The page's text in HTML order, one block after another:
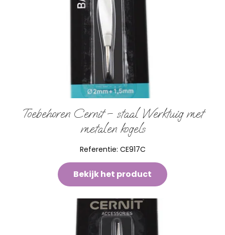
Toebehoren Cernit – staal Werktuig met
metalen kogels
Referentie: CE917C
Bekijk het product